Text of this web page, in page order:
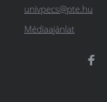
univpecs@pte.hu
Médiaajánlat